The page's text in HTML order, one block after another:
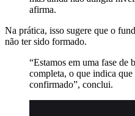
afirma.
Na prática, isso sugere que o
não ter sido formado.
“Estamos em uma fase de
completa, o que indica
confirmado”, conclui.